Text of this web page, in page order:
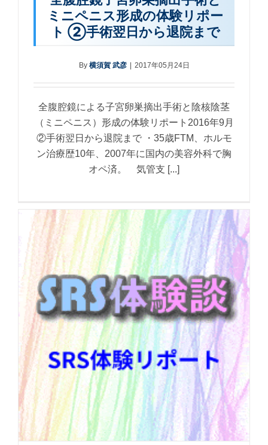
ミニペニス形成の体験リポー
ト ②手術翌日から退院まで
By 横須賀 武彦 | 2017年05月24日
全腹腔鏡による子宮卵巣摘出手術と陰核陰茎
（ミニペニス）形成の体験リポート2016年9月
②手術翌日から退院まで ・35歳FTM、ホルモ
ン治療歴10年、2007年に国内の美容外科で胸
オペ済。 気管支 [...]